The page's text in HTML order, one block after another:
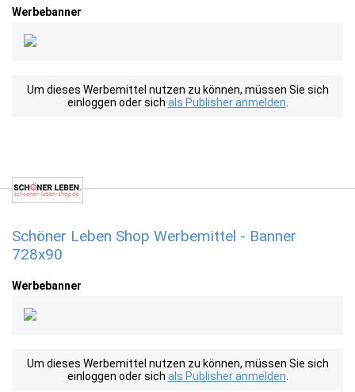
Werbebanner
Um dieses Werbemittel nutzen zu können, müssen Sie sich
einloggen oder sich als Publisher anmelden
Schöner Leben Shop Werbemittel - Banner
728x90
Werbebanner
Um dieses Werbemittel nutzen zu können, müssen Sie sich
einloggen oder sich als Publisher anmelden